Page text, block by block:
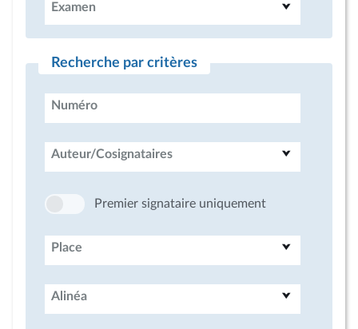
Examen
Recherche par critères
Numéro
Auteur/Cosignataires
Premier signataire uniquement
Place
Alinéa